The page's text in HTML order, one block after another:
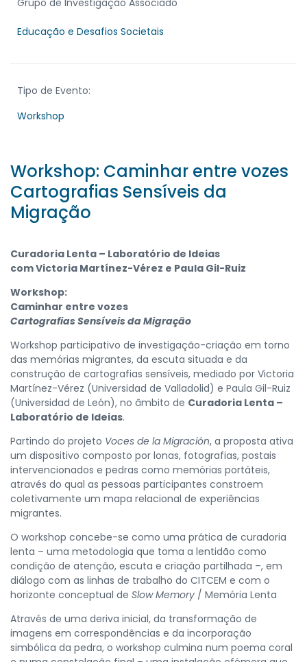
Grupo de Investigação Associado
Educação e Desafios Societais
Tipo de Evento:
Workshop
Workshop: Caminhar entre vozes
Cartografias Sensíveis da
Migração
Curadoria Lenta – Laboratório de Ideias
com Victoria Martínez-Vérez e Paula Gil-Ruiz
Workshop:
Caminhar entre vozes
Cartografias Sensíveis da Migração
Workshop participativo de investigação-criação em torno
das memórias migrantes, da escuta situada e da
construção de cartografias sensíveis, mediado por Victoria
Martínez-Vérez (Universidad de Valladolid) e Paula Gil-Ruiz
(Universidad de León), no âmbito de Curadoria Lenta –
Laboratório de Ideias.
Partindo do projeto Voces de la Migración, a proposta ativa
um dispositivo composto por lonas, fotografias, postais
intervencionados e pedras como memórias portáteis,
através do qual as pessoas participantes constroem
coletivamente um mapa relacional de experiências
migrantes.
O workshop concebe-se como uma prática de curadoria
lenta – uma metodologia que toma a lentidão como
condição de atenção, escuta e criação partilhada –, em
diálogo com as linhas de trabalho do CITCEM e com o
horizonte conceptual de Slow Memory / Memória Lenta
Através de uma deriva inicial, da transformação de
imagens em correspondências e da incorporação
simbólica da pedra, o workshop culmina num poema coral